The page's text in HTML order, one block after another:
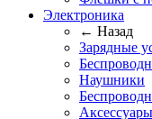
Электроника
← Назад
Зарядные
Наушники